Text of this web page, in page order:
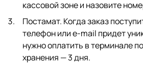
кассовой зоне и назовите
Постамат. Когда заказ
телефон или e-mail придет
нужно оплатить в терминале
хранения — 3 дня.